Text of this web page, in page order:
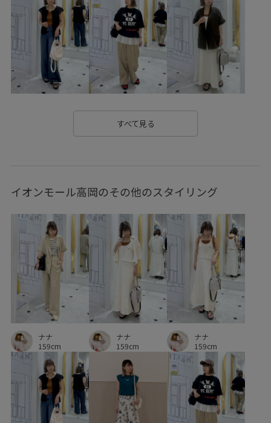
26SS15 26SS20 26SS20dp 26SSRPgoods
26SSRPジャケット 26SSRP羽織り
26SS_エアリーリネンライク 26SS_ジョーゼット
26SS_夏のお仕事ブラウス 26SSエアリーリネンライク
RP26SS_goods
キーホルダー グルカサンダル サイズ調整
サステナブル シアー シアー素材 シャツ
ジャケット スクエアトゥ セット
セットアップ対象商品 ソックス トラッド
ナチュラル ニュアンスカラー ハリ感 ハーフパンツ
パンプス ヘルシー マーブル ミニバッグ
ロングスカート ローファー ワイドパンツ
ワンショルダー 取り外し可能 合わせやすい
接触冷感 日傘 柔らかい素材 水筒
肌見せ 肌馴染が良い 落ち感
すべて見る
イオンモール高岡のその他のスタイリング
ナナ
159cm
ナナ
159cm
ナナ
159cm